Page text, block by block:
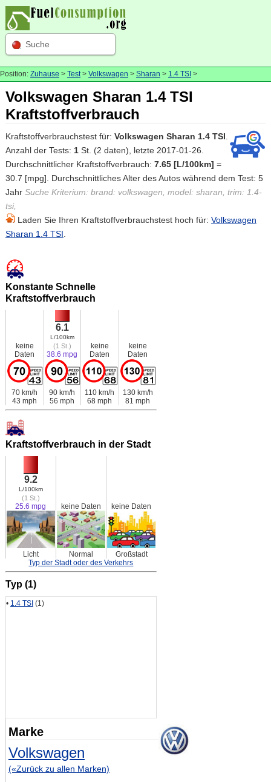
Suche
Position: Zuhause > Test> Volkswagen > Sharan > 1.4 TSI >
Volkswagen Sharan 1.4 TSI
Kraftstoffverbrauch
Kraftstoffverbrauchstest für: Volkswagen Sharan 1.4 TSI
Anzahl der Tests: 1St. (2 daten), letzte 2017-01-26.
Durchschnittlicher Kraftstoffverbrauch: 7.65 [L/100km] =
30.7 [mpg]. Durchschnittliches Alter des Autos während dem Test: 5
Jahr Suche Kriterium: brand: volkswagen, model: sharan, trim: 1.4-
tsi,
Laden Sie Ihren Kraftstoffverbrauchstest hoch für: Volkswagen
Sharan 1.4 TSI
Konstante Schnelle
Kraftstoffverbrauch
keine
Daten
6.1
L/100km
(1 St.)
38.6 mpg
keine
Daten
keine
Daten
70 km/h
43 mph
90 km/h
56 mph
110 km/h
68 mph
130 km/h
81 mph
Kraftstoffverbrauch in der Stadt
9.2
L/100km
(1 St.)
25.6 mpg keine Daten keine Daten
Licht Normal
Großstadt
Typ der Stadt oder des Verkehrs
Typ (1)
• 1.4 TSI (1)
Marke
Volkswagen
(«Zurück zu allen Marken)